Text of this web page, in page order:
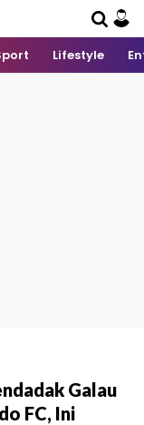
Lifestyle
Galau
FC, Ini